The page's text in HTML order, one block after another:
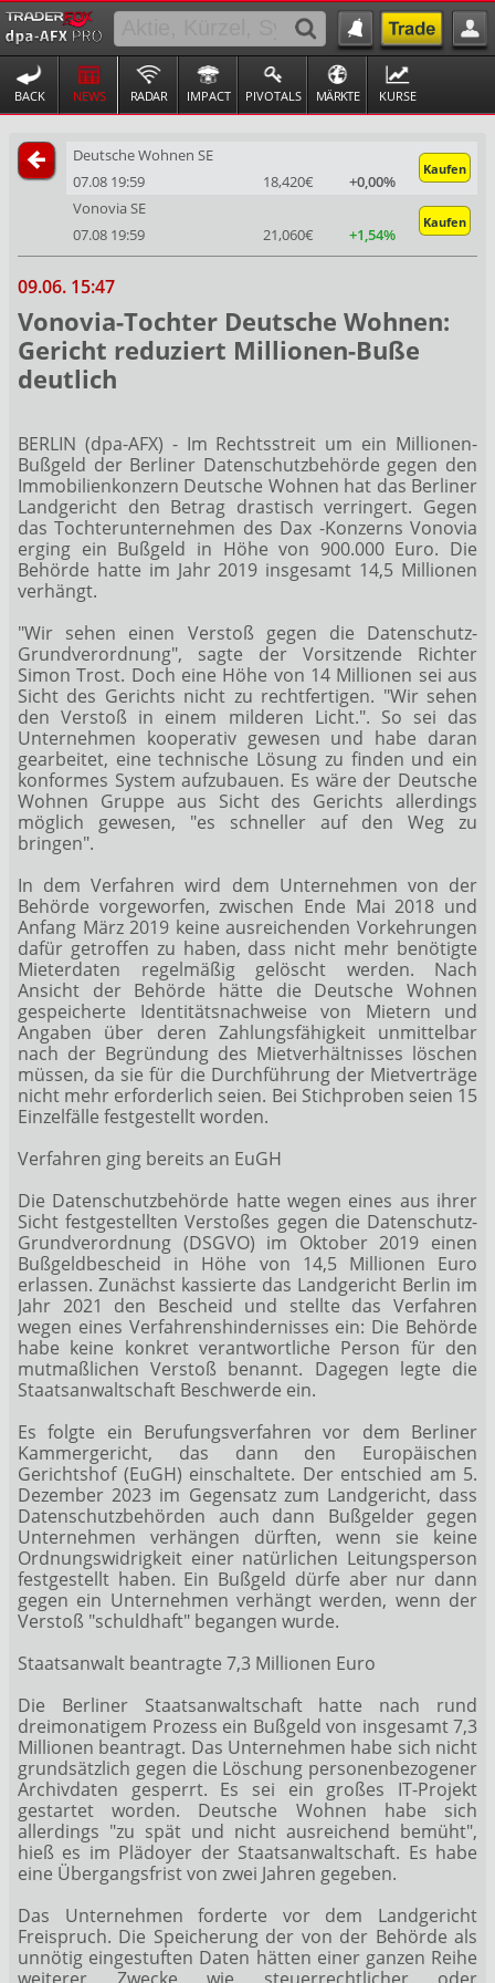
BACK NEWS RADAR IMPACT PIVOTALS MÄRKTE KURSE
Deutsche Wohnen SE
Kaufen
07.08 19:59 18,420€
+0,00%
Vonovia SE
Kaufen
07.08 19:59 21,060€ +1,54%
09.06. 15:47
Vonovia-Tochter Deutsche Wohnen:
Gericht reduziert Millionen-Buße
deutlich
BERLIN (dpa-AFX) - Im Rechtsstreit um ein Millionen-
Bußgeld der Berliner Datenschutzbehörde gegen den
Immobilienkonzern Deutsche Wohnen hat das Berliner
Landgericht den Betrag drastisch verringert. Gegen
das Tochterunternehmen des Dax -Konzerns Vonovia
erging ein Bußgeld in Höhe von 900.000 Euro. Die
Behörde hatte im Jahr 2019 insgesamt 14,5 Millionen
verhängt.
"Wir sehen einen Verstoß gegen die Datenschutz-
Grundverordnung", sagte der Vorsitzende Richter
Simon Trost. Doch eine Höhe von 14 Millionen sei aus
Sicht des Gerichts nicht zu rechtfertigen. "Wir sehen
den Verstoß in einem milderen Licht.". So sei das
Unternehmen kooperativ gewesen und habe daran
gearbeitet, eine technische Lösung zu finden und ein
konformes System aufzubauen. Es wäre der Deutsche
Wohnen Gruppe aus Sicht des Gerichts allerdings
möglich gewesen, "es schneller auf den Weg zu
bringen".
In dem Verfahren wird dem Unternehmen von der
Behörde vorgeworfen, zwischen Ende Mai 2018 und
Anfang März 2019 keine ausreichenden Vorkehrungen
dafür getroffen zu haben, dass nicht mehr benötigte
Mieterdaten regelmäßig gelöscht werden. Nach
Ansicht der Behörde hätte die Deutsche Wohnen
gespeicherte Identitätsnachweise von Mietern und
Angaben über deren Zahlungsfähigkeit unmittelbar
nach der Begründung des Mietverhältnisses löschen
müssen, da sie für die Durchführung der Mietverträge
nicht mehr erforderlich seien. Bei Stichproben seien 15
Einzelfälle festgestellt worden.
Verfahren ging bereits an EuGH
Die Datenschutzbehörde hatte wegen eines aus ihrer
Sicht festgestellten Verstoßes gegen die Datenschutz-
Grundverordnung (DSGVO) im Oktober 2019 einen
Bußgeldbescheid in Höhe von 14,5 Millionen Euro
erlassen. Zunächst kassierte das Landgericht Berlin im
Jahr 2021 den Bescheid und stellte das Verfahren
wegen eines Verfahrenshindernisses ein: Die Behörde
habe keine konkret verantwortliche Person für den
mutmaßlichen Verstoß benannt. Dagegen legte die
Staatsanwaltschaft Beschwerde ein.
Es folgte ein Berufungsverfahren vor dem Berliner
Kammergericht, das dann den Europäischen
Gerichtshof (EuGH) einschaltete. Der entschied am 5.
Dezember 2023 im Gegensatz zum Landgericht, dass
Datenschutzbehörden auch dann Bußgelder gegen
Unternehmen verhängen dürften, wenn sie keine
Ordnungswidrigkeit einer natürlichen Leitungsperson
festgestellt haben. Ein Bußgeld dürfe aber nur dann
gegen ein Unternehmen verhängt werden, wenn der
Verstoß "schuldhaft" begangen wurde.
Staatsanwalt beantragte 7,3 Millionen Euro
Die Berliner Staatsanwaltschaft hatte nach rund
dreimonatigem Prozess ein Bußgeld von insgesamt 7,3
Millionen beantragt. Das Unternehmen habe sich nicht
grundsätzlich gegen die Löschung personenbezogener
Archivdaten gesperrt. Es sei ein großes IT-Projekt
gestartet worden. Deutsche Wohnen habe sich
allerdings "zu spät und nicht ausreichend bemüht",
hieß es im Plädoyer der Staatsanwaltschaft. Es habe
eine Übergangsfrist von zwei Jahren gegeben.
Das Unternehmen forderte vor dem Landgericht
Freispruch. Die Speicherung der von der Behörde als
unnötig eingestuften Daten hätten einer ganzen Reihe